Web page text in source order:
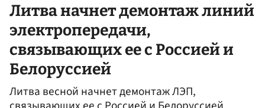
Литва начнет демонтаж линий
электропередачи,
связывающих ее с Россией и
Белоруссией
Литва весной начнет демонтаж ЛЭП,